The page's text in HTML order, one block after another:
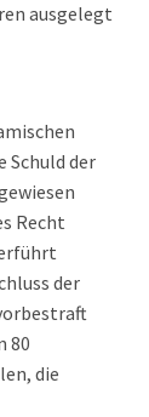
ausgelegt
Schuld der
Recht
der
80
die